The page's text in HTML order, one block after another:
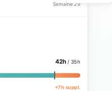
Semaine 29
42h / 35h
+7h suppl.